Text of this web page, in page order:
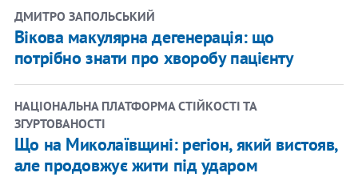
ДМИТРО ЗАПОЛЬСЬКИЙ
Вікова макулярна дегенерація: що
потрібно знати про хворобу пацієнту
НАЦІОНАЛЬНА ПЛАТФОРМА СТІЙКОСТІ ТА
ЗГУРТОВАНОСТІ
Що на Миколаївщині: регіон, який вистояв,
але продовжує жити під ударом